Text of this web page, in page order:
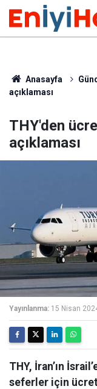
Anasayfa
açıklaması
THY'den
açıklaması
Yayınlanma: 15 Nisan
THY, İran’ın
seferler için